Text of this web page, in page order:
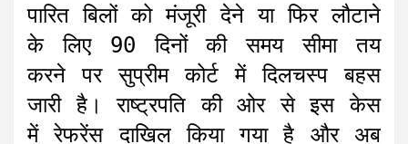
पारित बिलों को मंजूरी देने या फिर लौटाने
के लिए 90 दिनों की समय सीमा तय
करने पर सुप्रीम कोर्ट में दिलचस्प बहस
जारी है। राष्ट्रपति की ओर से इस केस
में रेफरेंस दाखिल किया गया है और अब